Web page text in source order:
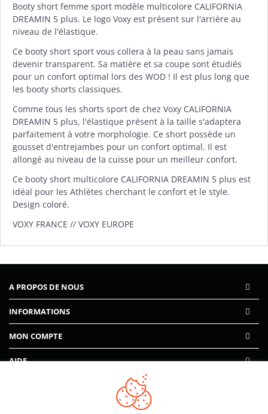
Booty short femme sport modèle multicolore CALIFORNIA
DREAMIN 5 plus. Le logo Voxy est présent sur l'arrière au
niveau de l'élastique.
Ce booty short sport vous collera à la peau sans jamais
devenir transparent. Sa matière et sa coupe sont étudiés
pour un confort optimal lors des WOD ! Il est plus long que
les booty shorts classiques.
Comme tous les shorts sport de chez Voxy CALIFORNIA
DREAMIN 5 plus, l'élastique présent à la taille s'adaptera
parfaitement à votre morphologie. Ce short possède un
gousset d'entrejambes pour un confort optimal. Il est
allongé au niveau de la cuisse pour un meilleur confort.
Ce booty short multicolore CALIFORNIA DREAMIN 5 plus est
idéal pour les Athlètes cherchant le confort et le style.
Design coloré.
VOXY FRANCE // VOXY EUROPE
A PROPOS DE NOUS
INFORMATIONS
MON COMPTE
AIDE